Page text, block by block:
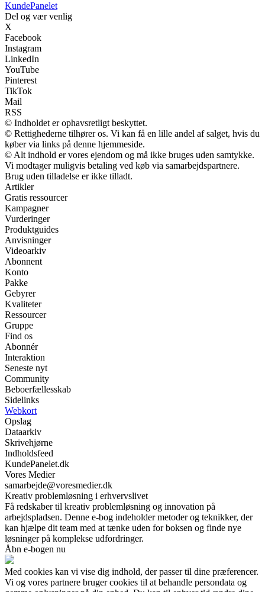
KundePanelet
Del og vær venlig
X
Facebook
Instagram
LinkedIn
YouTube
Pinterest
TikTok
Mail
RSS
© Indholdet er ophavsretligt beskyttet.
© Rettighederne tilhører os. Vi kan få en lille andel af salget, hvis du
køber via links på denne hjemmeside.
© Alt indhold er vores ejendom og må ikke bruges uden samtykke.
Vi modtager muligvis betaling ved køb via samarbejdspartnere.
Brug uden tilladelse er ikke tilladt.
Artikler
Gratis ressourcer
Kampagner
Vurderinger
Produktguides
Anvisninger
Videoarkiv
Abonnent
Konto
Pakke
Gebyrer
Kvaliteter
Ressourcer
Gruppe
Find os
Abonnér
Interaktion
Seneste nyt
Community
Beboerfællesskab
Sidelinks
Webkort
Opslag
Dataarkiv
Skrivehjørne
Indholdsfeed
KundePanelet.dk
Vores Medier
samarbejde@voresmedier.dk
Kreativ problemløsning i erhvervslivet
Få redskaber til kreativ problemløsning og innovation på
arbejdspladsen. Denne e-bog indeholder metoder og teknikker, der
kan hjælpe dit team med at tænke uden for boksen og finde nye
løsninger på komplekse udfordringer.
Åbn e-bogen nu
Med cookies kan vi vise dig indhold, der passer til dine præferencer.
Vi og vores partnere bruger cookies til at behandle persondata og